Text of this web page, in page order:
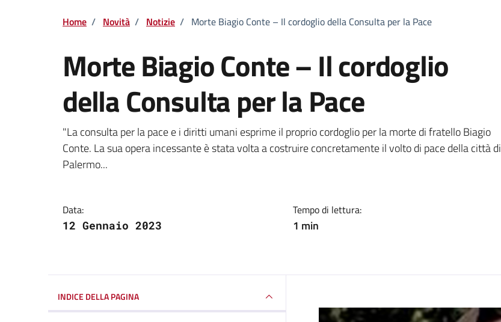
Home / Novità / Notizie / Morte Biagio Conte – Il cordoglio della Consulta per la Pace
Morte Biagio Conte – Il cordoglio
della Consulta per la Pace
Dettagli della notizia
"La consulta per la pace e i diritti umani esprime il proprio cordoglio per la morte di fratello Biagio
Conte. La sua opera incessante è stata volta a costruire concretamente il volto di pace della città di
Palermo...
Data:
12 Gennaio 2023
Tempo di lettura:
1 min
INDICE DELLA PAGINA